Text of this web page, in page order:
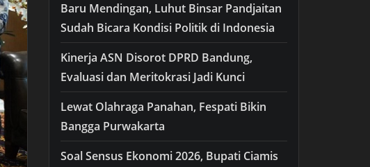
Baru Mendingan, Luhut Binsar Pandjaitan
Sudah Bicara Kondisi Politik di Indonesia
Kinerja ASN Disorot DPRD Bandung,
Evaluasi dan Meritokrasi Jadi Kunci
Lewat Olahraga Panahan, Fespati Bikin
Bangga Purwakarta
Soal Sensus Ekonomi 2026, Bupati Ciamis